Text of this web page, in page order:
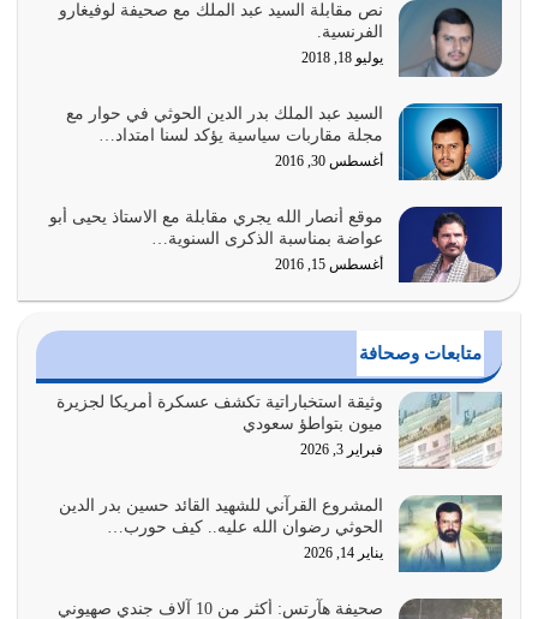
أبرز أسباب الشقاء هو الإعراض عن ذكر الله وعن هدى الله
المتمثل في القرآن الكريم
يوليو 31, 2026
أولياء الشيطان كلما كانوا أكثر ولاءً وطاعة للشيطان كلما كانوا
أكثر ضعفاً
يوليو 30, 2026
وعد الله تعالى من يُقتل في سبيله بالحياة الأبدية والرزق
والاستبشار والنجاة والخلود في…
يوليو 29, 2026
القرآن الكريم هو أهم مصدر لمعرفة رسول الله معرفة سيرته
معرفة شخصيته معرفة عظمته
يوليو 28, 2026
هل نحن من الصالحين؟ قيِّم نفسك هنا اترك القرآن على أصله
وأعرض نفسك، وأعرض ما لديك على…
يوليو 27, 2026
عندما يكون عدوك هو عدو الله معناه أن تكون نقاط الضعف
فيه كثيرة وسينصرك الله عليه إذا…
يوليو 26, 2026
نص مقابلة السيد عبد الملك مع صحيفة لوفيغارو
الفرنسية.
يوليو 18, 2018
السيد عبد الملك بدر الدين الحوثي في حوار مع
مجلة مقاربات سياسية يؤكد لسنا امتداد…
أغسطس 30, 2016
موقع أنصار الله يجري مقابلة مع الاستاذ يحيى أبو
عواضة بمناسبة الذكرى السنوية…
أغسطس 15, 2016
متابعات وصحافة
وثيقة استخباراتية تكشف عسكرة أمريكا لجزيرة
ميون بتواطؤ سعودي
فبراير 3, 2026
المشروع القرآني للشهيد القائد حسين بدر الدين
الحوثي رضوان الله عليه.. كيف حورب…
يناير 14, 2026
صحيفة هآرتس: أكثر من 10 آلاف جندي صهيوني